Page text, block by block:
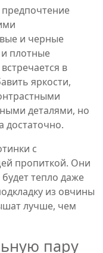
и черные
плотные
в
яркости,
деталями, но
достаточно.
с
пропиткой. Они
тепло даже
из овчины
лучше, чем
пару